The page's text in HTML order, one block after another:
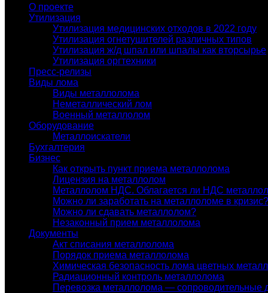
О проекте
Утилизация
Утилизация медицинских отходов в 2022 году
Утилизация огнетушителей различных типов
Утилизация ж/д шпал или шпалы как вторсырье
Утилизация оргтехники
Пресс-релизы
Виды лома
Виды металлолома
Неметаллический лом
Военный металлолом
Оборудование
Металлоискатели
Бухгалтерия
Бизнес
Как открыть пункт приема металлолома
Лицензия на металлолом
Металлолом НДС. Облагается ли НДС
Можно ли заработать на металлоломе в кризис?
Можно ли сдавать металлолом?
Незаконный прием металлолома
Документы
Акт списания металлолома
Порядок приема металлолома
Химическая безопасность лома цветных
Радиационный контроль металлолома
Перевозка металлолома — сопроводительные